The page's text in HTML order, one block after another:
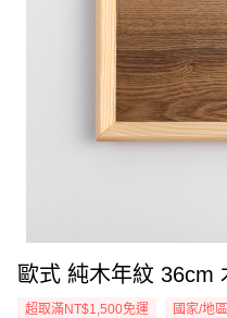
歐式 純木年紋 36cm
超取滿NT$1,500免運 國家/地